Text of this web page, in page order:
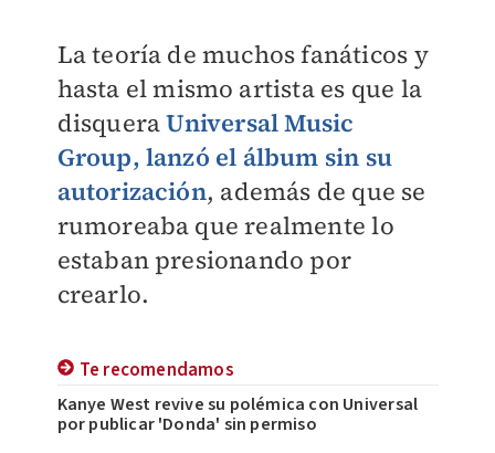
La teoría de muchos fanáticos y
hasta el mismo artista es que la
disqueraUniversal Music
Group, lanzó el álbum sin su
autorización, además de que se
rumoreaba que realmente lo
estaban presionando por
crearlo.
Te recomendamos
Kanye West revive su polémica con Universal
por publicar 'Donda' sin permiso